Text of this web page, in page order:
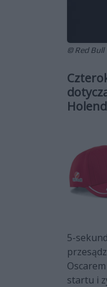
© Red Bull
5-
startu i